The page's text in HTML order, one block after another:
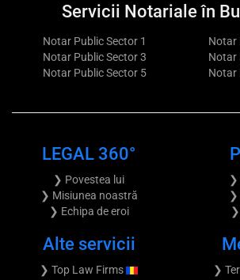
Servicii Notariale în
Notar Public Sector 1
Notar
Notar Public Sector 3
Notar
Notar Public Sector 5
Notar
LEGAL 360°
❯ Povestea lui
❯ Misiunea noastră
❯ Echipa de eroi
❯
❯
❯
Alte servicii
❯ Top Law Firms
❯